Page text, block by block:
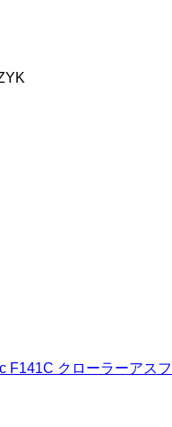
F141C クローラーアスフ